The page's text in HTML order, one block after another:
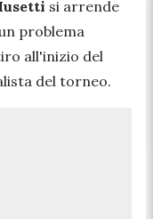
si arrende
problema
all'inizio del
del torneo.